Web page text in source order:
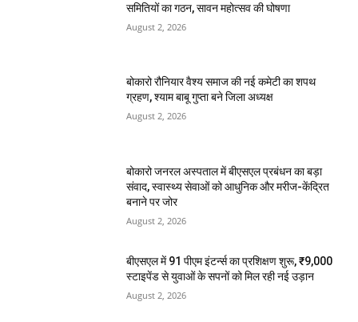
समितियों का गठन, सावन महोत्सव की घोषणा
August 2, 2026
बोकारो रौनियार वैश्य समाज की नई कमेटी का शपथ
ग्रहण, श्याम बाबू गुप्ता बने जिला अध्यक्ष
August 2, 2026
बोकारो जनरल अस्पताल में बीएसएल प्रबंधन का बड़ा
संवाद, स्वास्थ्य सेवाओं को आधुनिक और मरीज-केंद्रित
बनाने पर जोर
August 2, 2026
बीएसएल में 91 पीएम इंटर्न्स का प्रशिक्षण शुरू, ₹9,000
स्टाइपेंड से युवाओं के सपनों को मिल रही नई उड़ान
August 2, 2026